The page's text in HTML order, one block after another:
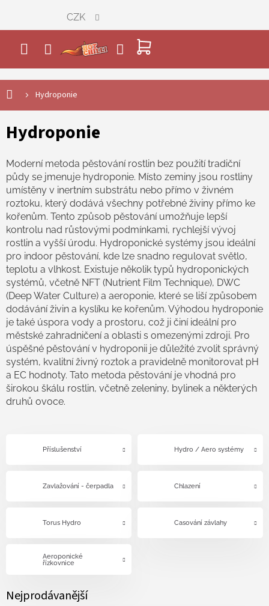
obsah
NÁKUPNÍ
KOŠÍK
CZK
Hydroponie
Hydroponie
Moderní metoda pěstování rostlin bez použití tradiční
půdy se jmenuje hydroponie. Místo zeminy jsou rostliny
umístěny v inertním substrátu nebo přímo v živném
roztoku, který dodává všechny potřebné živiny přímo ke
kořenům. Tento způsob pěstování umožňuje lepší
kontrolu nad růstovými podmínkami, rychlejší vývoj
rostlin a vyšší úrodu. Hydroponické systémy jsou ideální
pro indoor pěstování, kde lze snadno regulovat světlo,
teplotu a vlhkost. Existuje několik typů hydroponických
systémů, včetně NFT (Nutrient Film Technique), DWC
(Deep Water Culture) a aeroponie, které se liší způsobem
dodávání živin a kyslíku ke kořenům. Výhodou hydroponie
je také úspora vody a prostoru, což ji činí ideální pro
městské zahradničení a oblasti s omezenými zdroji. Pro
úspěšné pěstování v hydroponii je důležité zvolit správný
systém, kvalitní živný roztok a pravidelně monitorovat pH
a EC hodnoty. Tato metoda pěstování je vhodná pro
širokou škálu rostlin, včetně zeleniny, bylinek a některých
druhů ovoce.
Příslušenství Hydro / Aero systémy
Zavlažování - čerpadla Chlazení
Torus Hydro Časování závlahy
Aeroponické
řízkovnice
Nejprodávanější